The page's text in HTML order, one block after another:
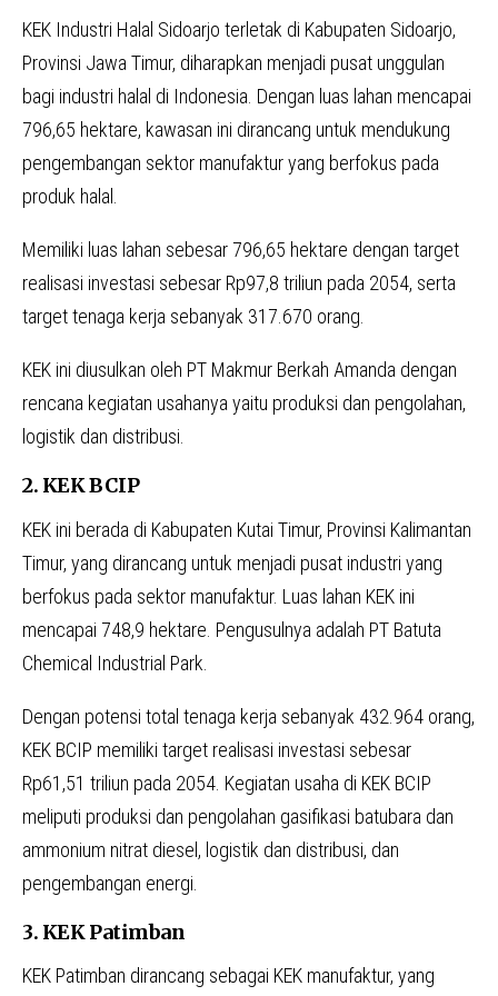
KEK Industri Halal Sidoarjo terletak di Kabupaten Sidoarjo,
Provinsi Jawa Timur, diharapkan menjadi pusat unggulan
bagi industri halal di Indonesia. Dengan luas lahan mencapai
796,65 hektare, kawasan ini dirancang untuk mendukung
pengembangan sektor manufaktur yang berfokus pada
produk halal.
Memiliki luas lahan sebesar 796,65 hektare dengan target
realisasi investasi sebesar Rp97,8 triliun pada 2054, serta
target tenaga kerja sebanyak 317.670 orang.
KEK ini diusulkan oleh PT Makmur Berkah Amanda dengan
rencana kegiatan usahanya yaitu produksi dan pengolahan,
logistik dan distribusi.
2. KEK BCIP
KEK ini berada di Kabupaten Kutai Timur, Provinsi Kalimantan
Timur, yang dirancang untuk menjadi pusat industri yang
berfokus pada sektor manufaktur. Luas lahan KEK ini
mencapai 748,9 hektare. Pengusulnya adalah PT Batuta
Chemical Industrial Park.
Dengan potensi total tenaga kerja sebanyak 432.964 orang,
KEK BCIP memiliki target realisasi investasi sebesar
Rp61,51 triliun pada 2054. Kegiatan usaha di KEK BCIP
meliputi produksi dan pengolahan gasifikasi batubara dan
ammonium nitrat diesel, logistik dan distribusi, dan
pengembangan energi.
3. KEK Patimban
KEK Patimban dirancang sebagai KEK manufaktur, yang